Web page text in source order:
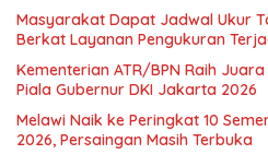
Masyarakat Dapat Jadwal Ukur
Berkat Layanan Pengukuran
Kementerian ATR/BPN Raih
Piala Gubernur DKI Jakarta 2026
Melawi Naik ke Peringkat 10
2026, Persaingan Masih Terbuka